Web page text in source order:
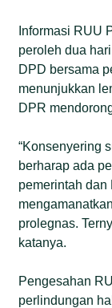
Informasi RUU
peroleh dua
DPD bersama
menunjukkan
DPR
“Konsenyering
berharap ada
pemerintah
prolegnas.
katanya.
Pengesahan
perlindungan